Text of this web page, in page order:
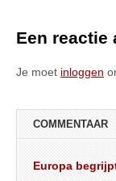
Een reactie
Je moet inloggen
COMMENTAAR
Europa